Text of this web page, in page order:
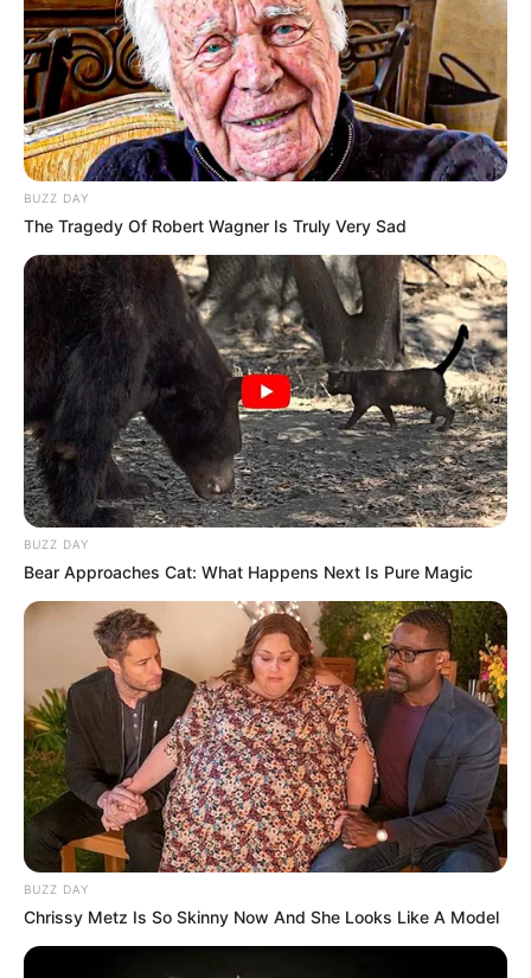
BUZZ DAY
The Tragedy Of Robert Wagner Is Truly Very Sad
BUZZ DAY
Bear Approaches Cat: What Happens Next Is Pure Magic
BUZZ DAY
Chrissy Metz Is So Skinny Now And She Looks Like A Model